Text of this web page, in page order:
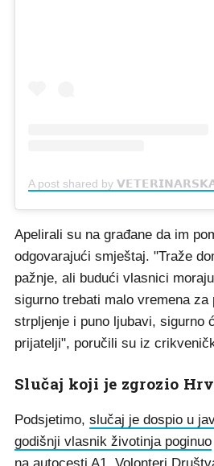
Apelirali su na građane da im
odgovarajući smještaj. "Traže
pažnje, ali budući vlasnici
sigurno trebati malo vremena za
strpljenje i puno ljubavi, sigurno
prijatelji", poručili su iz
Slučaj koji je zgrozio
Podsjetimo, slučaj je dospio u
godišnji vlasnik životinja poginuo